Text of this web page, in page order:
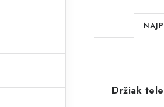
R
a
e
Držiak